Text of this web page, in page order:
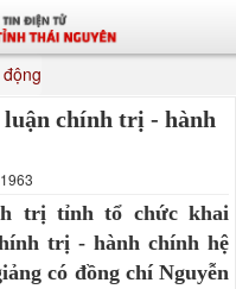
chính trị - hành
trị tỉnh tổ chức khai
trị - hành chính hệ
có đồng chí Nguyễn